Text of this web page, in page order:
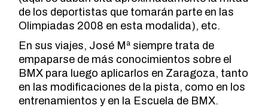
de los deportistas que tomarán parte en las
Olimpiadas 2008 en esta modalida), etc.
En sus viajes, José Mª siempre trata de
empaparse de más conocimientos sobre el
BMX para luego aplicarlos en Zaragoza, tanto
en las modificaciones de la pista, como en los
entrenamientos y en la Escuela de BMX.